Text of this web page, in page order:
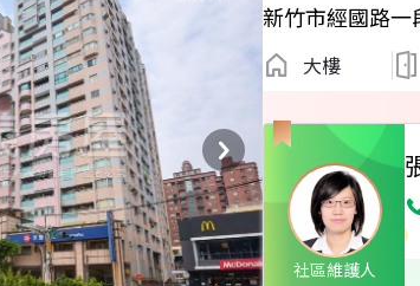
新竹市經國路
大樓
社區維護人
月龍虎榜 2013年3月龍虎榜
2012年12月龍虎榜